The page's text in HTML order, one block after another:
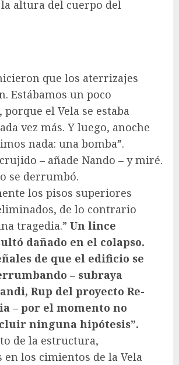
altura del cuerpo del
que los aterrizajes
Estábamos un poco
porque el Vela se estaba
vez más. Y luego, anoche
nada: una bomba”.
– añade Nando – y miré.
se derrumbó.
los pisos superiores
de lo contrario
tragedia.” Un lince
dañado en el colapso.
de que el edificio se
– subraya
Rup del proyecto Re-
– por el momento no
ninguna hipótesis”.
de la estructura,
los cimientos de la Vela